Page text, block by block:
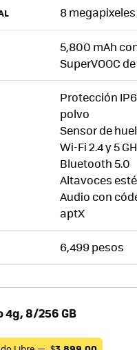
8
5,800 mAh
SuperVOOC
Protección
polvo
Sensor de
Wi-Fi 2.4 y 5
Bluetooth 5.0
Altavoces
Audio con
aptX
6,499 pesos
4g, 8/256 GB